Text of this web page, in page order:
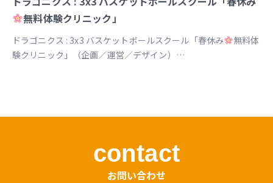
無料体験クリニック」
ドラゴニクス : 3x3 バスケットボールスクール「春休み
無料体
験クリニック」（企画／運営／デザイン）
contact
お問い合わせ